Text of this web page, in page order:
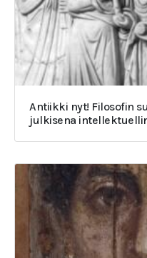
Antiikki nyt! Filosofin
julkisena